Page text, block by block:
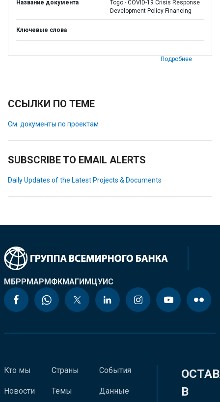
Название документа
Togo - COVID-19 Crisis Response
Development Policy Financing
Ключевые слова
Подробнее
ССЫЛКИ ПО ТЕМЕ
См. документы по проектам
SUBSCRIBE TO EMAIL ALERTS
Daily Updates of the Latest Projects & Documents
МБРРМАРМФКМАГИМЦУИС
Кто мы
Новости
Страны
Темы
События
Данные
В